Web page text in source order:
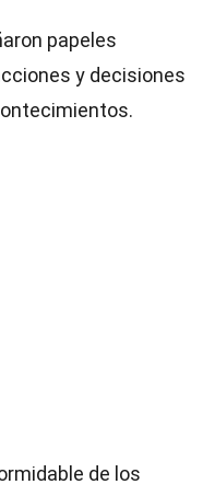
papeles
y decisiones
de los